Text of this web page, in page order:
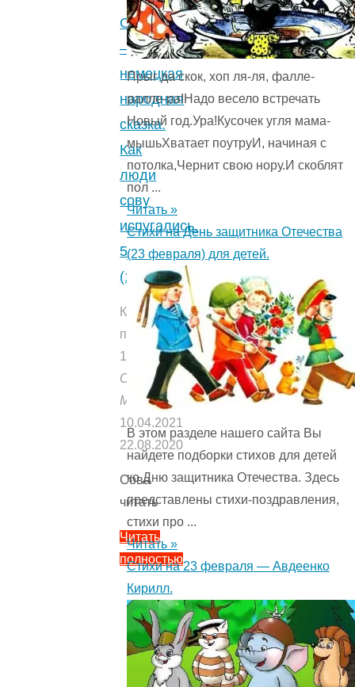
лесного
человека.
(2)"
Сова
—
немецкая
народная
сказка.
Как
люди
сову
испугались.
5
(1)
Количество
прочтений:
1406
Опубликовано:
Мишуткой
10.04.2021
22.08.2020
Сова
читать
Читать
полностью
"Сова
—
немецкая
народная
сказка.
Прыг да скок, хоп ля-ля, фалле-
ралле-ра!Надо весело встречать
Новый год.Ура!Кусочек угля мама-
мышьХватает поутруИ, начиная с
потолка,Чернит свою нору.И скоблят
пол ...
Читать »
Стихи на День защитника Отечества
(23 февраля) для детей.
В этом разделе нашего сайта Вы
найдете подборки стихов для детей
ко Дню защитника Отечества. Здесь
представлены стихи-поздравления,
стихи про ...
Читать »
Стихи на 23 февраля — Авдеенко
Кирилл.